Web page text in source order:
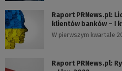
Raport PRNews.pl:
klientów banków – I
W pierwszym kwartale
Raport PRNews.pl: